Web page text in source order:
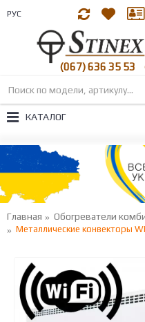
РУС
(067) 636 35 53
КАТАЛОГ
Главная Обогреватели
Металлические конвекторы